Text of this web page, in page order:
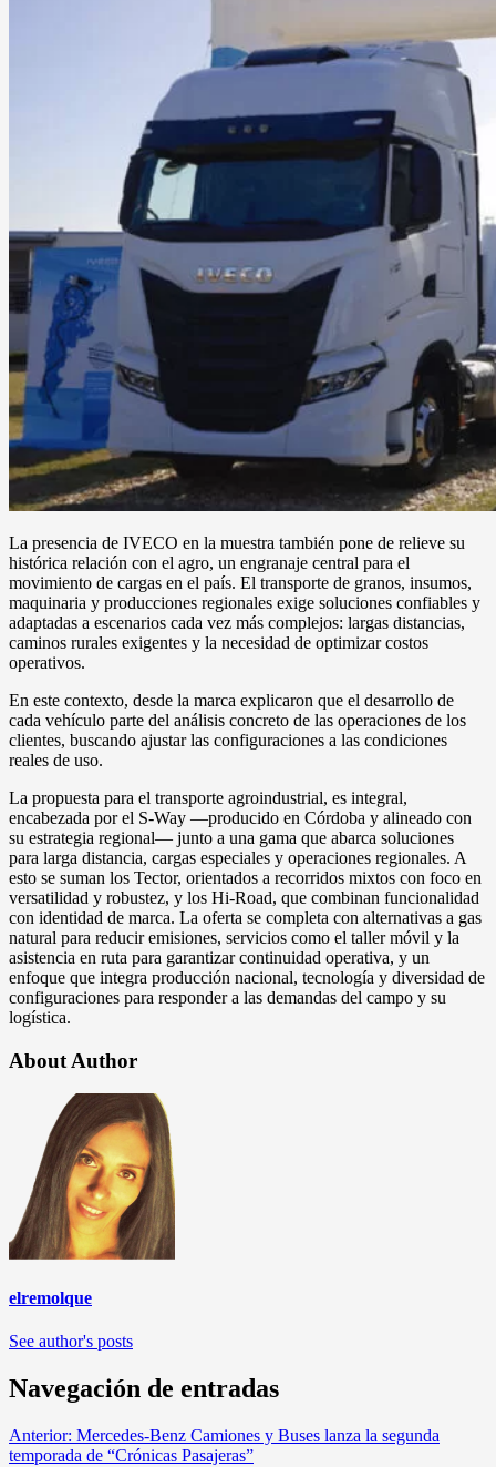
La presencia de IVECO en la muestra también pone de relieve su
histórica relación con el agro, un engranaje central para el
movimiento de cargas en el país. El transporte de granos, insumos,
maquinaria y producciones regionales exige soluciones confiables y
adaptadas a escenarios cada vez más complejos: largas distancias,
caminos rurales exigentes y la necesidad de optimizar costos
operativos.
En este contexto, desde la marca explicaron que el desarrollo de
cada vehículo parte del análisis concreto de las operaciones de los
clientes, buscando ajustar las configuraciones a las condiciones
reales de uso.
La propuesta para el transporte agroindustrial, es integral,
encabezada por el S-Way —producido en Córdoba y alineado con
su estrategia regional— junto a una gama que abarca soluciones
para larga distancia, cargas especiales y operaciones regionales. A
esto se suman los Tector, orientados a recorridos mixtos con foco en
versatilidad y robustez, y los Hi-Road, que combinan funcionalidad
con identidad de marca. La oferta se completa con alternativas a gas
natural para reducir emisiones, servicios como el taller móvil y la
asistencia en ruta para garantizar continuidad operativa, y un
enfoque que integra producción nacional, tecnología y diversidad de
configuraciones para responder a las demandas del campo y su
logística.
About Author
elremolque
See author's posts
Navegación de entradas
Anterior: Mercedes-Benz Camiones y Buses lanza la segunda
temporada de “Crónicas Pasajeras”